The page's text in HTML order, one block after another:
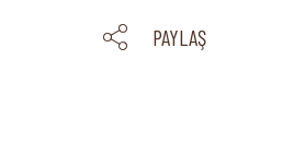
PAYLAŞ